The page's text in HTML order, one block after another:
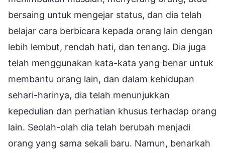
bersaing untuk mengejar status, dan dia telah
belajar cara berbicara kepada orang lain dengan
lebih lembut, rendah hati, dan tenang. Dia juga
telah menggunakan kata-kata yang benar untuk
membantu orang lain, dan dalam kehidupan
sehari-harinya, dia telah menunjukkan
kepedulian dan perhatian khusus terhadap orang
lain. Seolah-olah dia telah berubah menjadi
orang yang sama sekali baru. Namun, benarkah